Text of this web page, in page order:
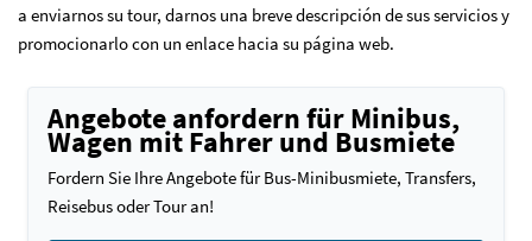
a enviarnos su tour, darnos una breve descripción de sus servicios y
promocionarlo con un enlace hacia su página web.
Angebote anfordern für Minibus,
Wagen mit Fahrer und Busmiete
Fordern Sie Ihre Angebote für Bus-Minibusmiete, Transfers,
Reisebus oder Tour an!